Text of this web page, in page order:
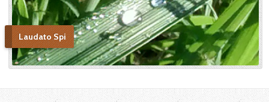
Laudato Spi